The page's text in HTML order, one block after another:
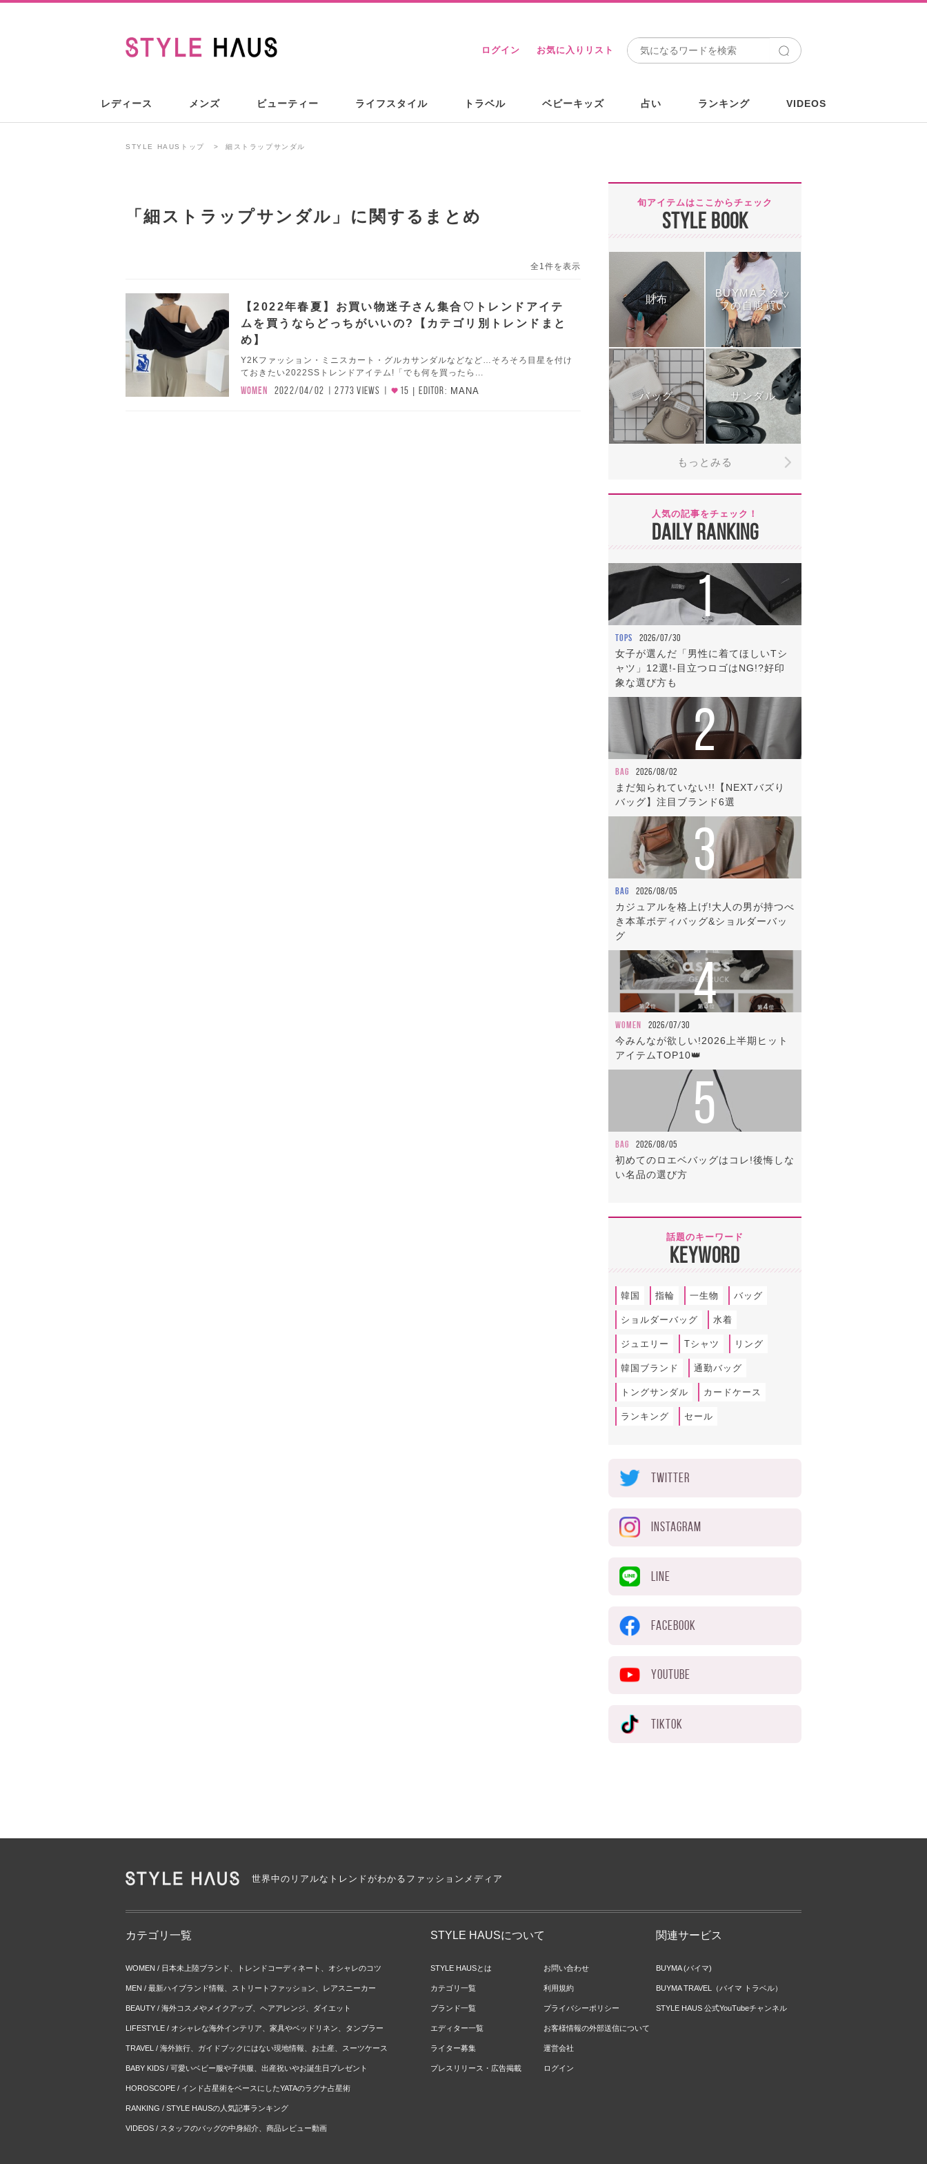
ログイン お気に入りリスト
レディース メンズ ビューティー ライフスタイル トラベル ベビーキッズ 占い ランキング VIDEOS
STYLE HAUSトップ 細ストラップサンダル
「細ストラップサンダル 」に関するまとめ
全1件を表示
【2022年春夏】お買い物迷子さん集合♡トレンドアイテ
ムを買うならどっちがいいの?【カテゴリ別トレンドまと
め】
Y2Kファッション・ミニスカート・グルカサンダルなどなど…そろそろ目星を付け
ておきたい2022SSトレンドアイテム!「でも何を買ったら...
WOMEN 2022/04/02 2773 VIEWS 15 EDITOR: MANA
旬アイテムはここからチェック
STYLE BOOK
財布
BUYMAスタッ
フの自腹買い
バッグ サンダル
もっとみる
人気の記事をチェック！
DAILY RANKING
1
TOPS 2026/07/30
女子が選んだ「男性に着てほしいTシ
ャツ」12選!-目立つロゴはNG!?好印
象な選び方も
2
BAG 2026/08/02
まだ知られていない!!【NEXTバズり
バッグ】注目ブランド6選
3
BAG 2026/08/05
カジュアルを格上げ!大人の男が持つべ
き本革ボディバッグ&ショルダーバッ
グ
4
WOMEN 2026/07/30
今みんなが欲しい!2026上半期ヒット
アイテムTOP10👑
5
BAG 2026/08/05
初めてのロエベバッグはコレ!後悔しな
い名品の選び方
話題のキーワード
KEYWORD
韓国 指輪 一生物 バッグ
ショルダーバッグ 水着
ジュエリー Tシャツ リング
韓国ブランド 通勤バッグ
トングサンダル カードケース
ランキング セール
TWITTER
INSTAGRAM
LINE
FACEBOOK
YOUTUBE
TIKTOK
世界中のリアルなトレンドがわかるファッションメディア
カテゴリ一覧
WOMEN / 日本未上陸ブランド、トレンドコーディネート、オシャレのコツ
MEN / 最新ハイブランド情報、ストリートファッション、レアスニーカー
BEAUTY / 海外コスメやメイクアップ、ヘアアレンジ、ダイエット
LIFESTYLE / オシャレな海外インテリア、家具やベッドリネン、タンブラー
TRAVEL / 海外旅行、ガイドブックにはない現地情報、お土産、スーツケース
BABY KIDS / 可愛いベビー服や子供服、出産祝いやお誕生日プレゼント
HOROSCOPE / インド占星術をベースにしたYATAのラグナ占星術
RANKING / STYLE HAUSの人気記事ランキング
VIDEOS / スタッフのバッグの中身紹介、商品レビュー動画
STYLE HAUSについて
STYLE HAUSとは
カテゴリ一覧
ブランド一覧
エディター一覧
ライター募集
プレスリリース・広告掲載
お問い合わせ
利用規約
プライバシーポリシー
お客様情報の外部送信について
運営会社
ログイン
関連サービス
BUYMA (バイマ)
BUYMA TRAVEL（バイマ トラベル）
STYLE HAUS 公式YouTubeチャンネル